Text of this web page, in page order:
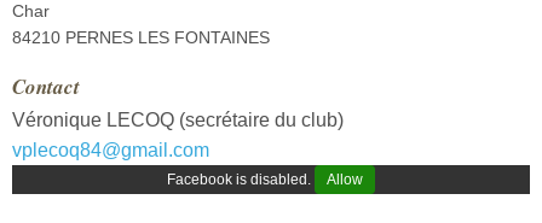
Char
84210 PERNES LES FONTAINES
Contact
Véronique LECOQ (secrétaire du club)
vplecoq84@gmail.com
Facebook is disabled. Allow